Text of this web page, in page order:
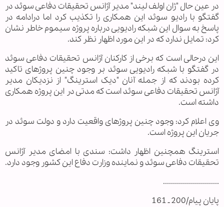
در عین حال "ژان اولف لیند" مدیر آژانس تحقیقات دفاعی سوئد در
گفتگو با رادیو سوئد این همکاری را تکذیب کرد اما درادامه در
پاسخ به سوال این شبکه رادیویی درباره پروژه سیموم خاطر نشان
کرد: تمایل ندارد که در این مورد اظهار نظر کند.
این درحالی است که برخی از کارکنان آژانس تحقیقات دفاعی سوئد
در گفتگو با شبکه رادیویی سوئد بر وجود چنین پروژه‎ای تاکید
کرده بودند که از جمله آنان "دیک استرینگ" از نزدیکان مدیر
آژانس تحقیقات دفاعی سوئد است که مدتی در این پروژه همکاری
داشته است.
وی اعلام کرد: وجود چنین پروژه‎ای واقعیت دارد و دولت سوئد در
جریان این پروژه‎ است.
استرینگ همچنین اظهار داشت: سندی با امضای مدیر آژانس
تحقیقات دفاعی سوئد و نماینده وزارت دفاع این کشور وجود دارد.
............................
پایان پیام/200 ـ 161